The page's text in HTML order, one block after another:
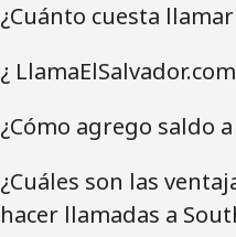
¿Cuánto cuesta
¿
¿Cómo agrego saldo
¿Cuáles son las
hacer llamadas a